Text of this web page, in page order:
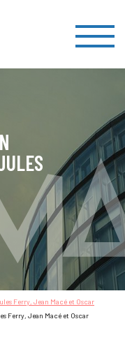
Ferry, Jean Macé et Oscar
Ferry, Jean Macé et Oscar